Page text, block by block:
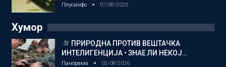
Плусинфо 07/08/2026
Хумор
ПРИРОДНА ПРОТИВ ВЕШТАЧКА
ИНТЕЛИГЕНЦИЈА • ЗНАЕ ЛИ НЕКОЈ…
Панорама 02/08/2026